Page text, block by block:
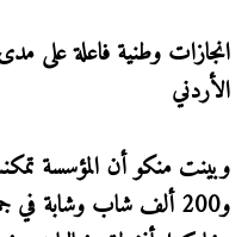
الأردني
و200 ألف شاب وشابة في